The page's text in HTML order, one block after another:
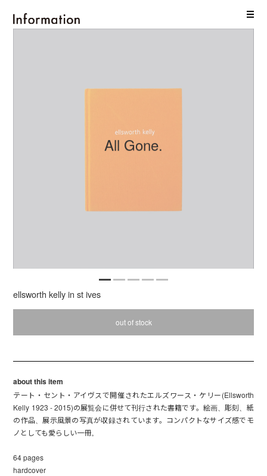
ellsworth kelly in st ives
out of stock
about this item
テート・セント・アイヴスで開催されたエルズワース・ケリー(Ellsworth
Kelly 1923 - 2015)の展覧会に併せて刊行された書籍です。絵画、彫刻、紙
の作品、展示風景の写真が収録されています。コンパクトなサイズ感でモ
ノとしても愛らしい一冊。
64 pages
hardcover